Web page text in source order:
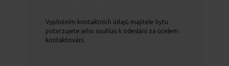
Vyplněním kontaktních údajů majitele bytu
potvrzujete jeho souhlas k odeslání za účelem
kontaktování.